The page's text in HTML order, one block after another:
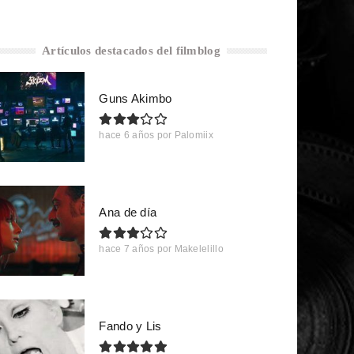
Artículos destacados del filmblog
Guns Akimbo
hace 6 años por Palomiix
Ana de día
hace 7 años por Makelelillo
Fando y Lis